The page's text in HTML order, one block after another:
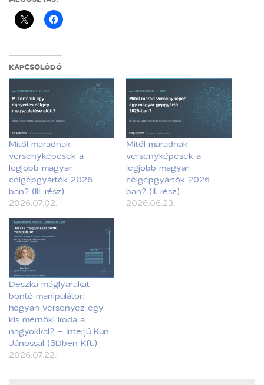
KAPCSOLÓDÓ
Mitől maradnak
versenyképesek a
legjobb magyar
célgépgyártók 2026-
ban? (III. rész)
2026.07.02.
Mitől maradnak
versenyképesek a
legjobb magyar
célgépgyártók 2026-
ban? (II. rész)
2026.06.23.
Deszka máglyarakat
bontó manipulátor:
hogyan versenyez egy
kis mérnöki iroda a
nagyokkal? – Interjú Kun
Jánossal (3Dben Kft.)
2026.07.22.